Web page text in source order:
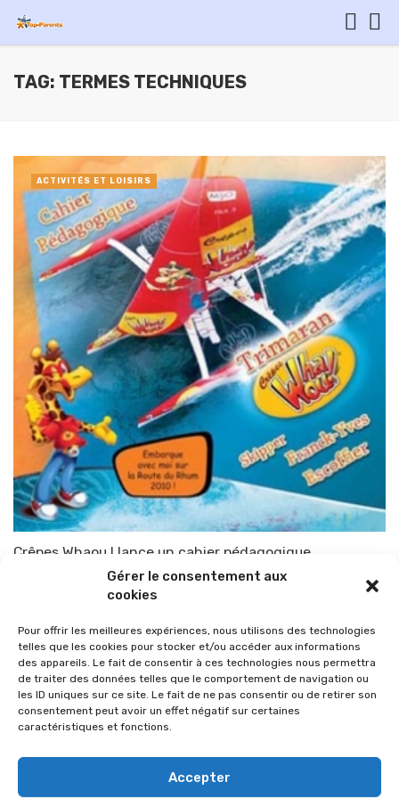
Gérer le consentement aux
cookies
Pour offrir les meilleures expériences, nous utilisons des technologies
telles que les cookies pour stocker et/ou accéder aux informations
des appareils. Le fait de consentir à ces technologies nous permettra
de traiter des données telles que le comportement de navigation ou
les ID uniques sur ce site. Le fait de ne pas consentir ou de retirer son
consentement peut avoir un effet négatif sur certaines
caractéristiques et fonctions.
Accepter
TAG: TERMES TECHNIQUES
Crêpes Whaou ! lance un cahier pédagogique
TOP-PARENTS 1 octobre 2010
ACTIVITÉS ET LOISIRS